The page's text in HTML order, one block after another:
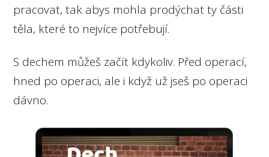
pracovat, tak abys mohla prodýchat ty části
těla, které to nejvíce potřebují.
S dechem můžeš začít kdykoliv. Před operací,
hned po operaci, ale i když už jseš po operaci
dávno.